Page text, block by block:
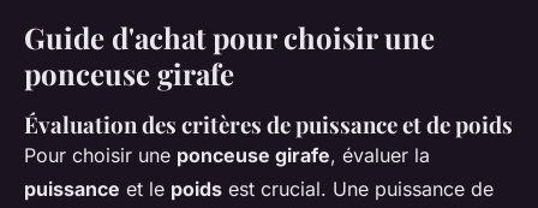
Guide d'achat pour choisir une
ponceuse girafe
Évaluation des critères de puissance et de poids
Pour choisir une ponceuse girafe, évaluer la
puissance et le poids est crucial. Une puissance de